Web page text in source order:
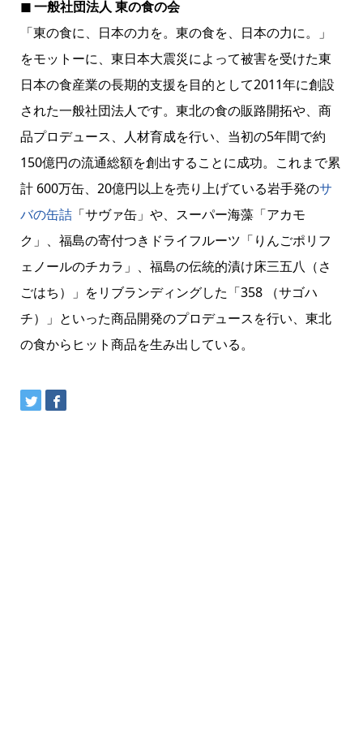
◼ 一般社団法人 東の食の会
「東の食に、日本の力を。東の食を、日本の力に。」
をモットーに、東日本大震災によって被害を受けた東
日本の食産業の長期的支援を目的として2011年に創設
された一般社団法人です。東北の食の販路開拓や、商
品プロデュース、人材育成を行い、当初の5年間で約
150億円の流通総額を創出することに成功。これまで累
計 600万缶、20億円以上を売り上げている岩手発のサ
バの缶詰「サヴァ缶」や、スーパー海藻「アカモ
ク」、福島の寄付つきドライフルーツ「りんごポリフ
ェノールのチカラ」、福島の伝統的漬け床三五八（さ
ごはち）」をリブランディングした「358 （サゴハ
チ）」といった商品開発のプロデュースを行い、東北
の食からヒット商品を生み出している。